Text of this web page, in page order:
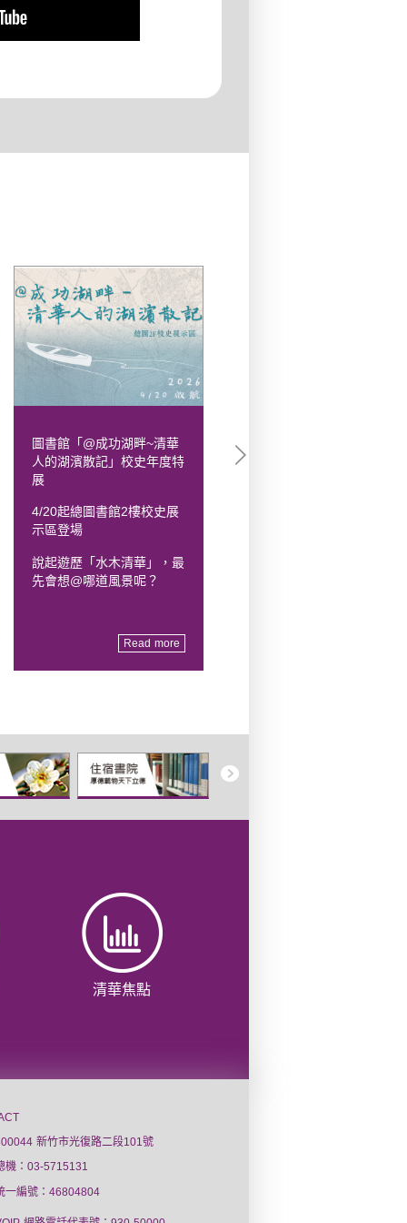
圖書館「@成功湖畔~清華
人的湖濱散記」校史年度特
展
4/20起總圖書館2樓校史展
示區登場
說起遊歷「水木清華」，最
先會想@哪道風景呢？
Read more
學創作」
清華焦點
新竹市光復路二段101號
機：03-5715131
一編號：46804804